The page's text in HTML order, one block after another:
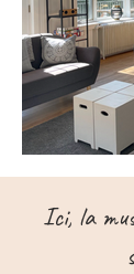
Ici, la